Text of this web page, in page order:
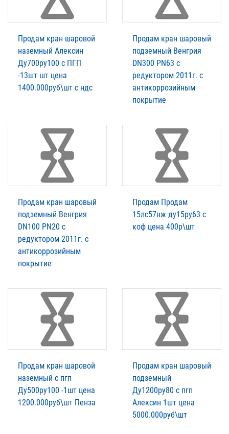
Продам кран шаровой
наземный Алексин
Ду700ру100 с ПГП
-13шт шт цена
1400.000руб\шт с ндс
Продам кран шаровый
подземный Венгрия
DN300 PN63 с
редуктором 2011г. с
антикоррозийным
покрытие
Продам кран шаровый
подземный Венгрия
DN100 PN20 с
редуктором 2011г. с
антикоррозийным
покрытие
Продам Продам
15лс57нж ду15ру63 с
коф цена 400р\шт
Продам кран шаровой
наземный с пгп
Ду500ру100 -1шт цена
1200.000руб\шт Пенза
Продам кран шаровый
подземный
Ду1200ру80 с пгп
Алексин 1шт цена
5000.000руб\шт